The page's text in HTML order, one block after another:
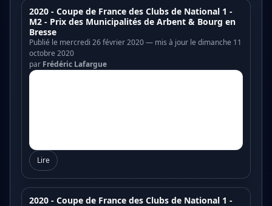
2020 - Coupe de France des Clubs de National 1 -
M2 - Prix des Municipalités de Arbent & Bourg en
Bresse
Publié le mercredi 26 février 2020 — mis à jour le dimanche 11
octobre 2020
par Frédéric Lafargue
Lire
2020 - Coupe de France des Clubs de National 1 -